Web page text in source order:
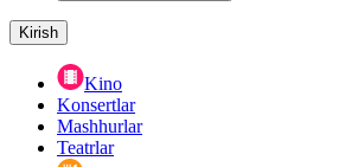
Kirish
Kino
Konsertlar
Mashhurlar
Teatrlar